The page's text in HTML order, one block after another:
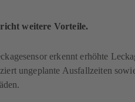
weitere Vorteile.
erkennt erhöhte
ungeplante Ausfallzeiten